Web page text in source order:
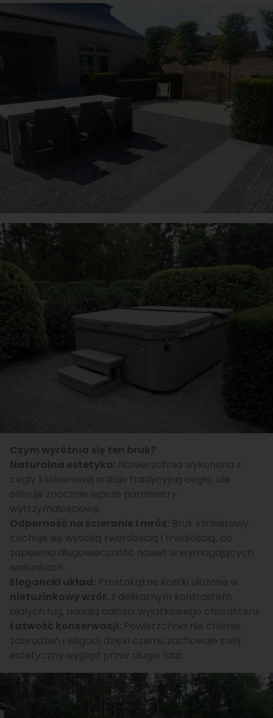
Czym wyróżnia się ten bruk?
Naturalna estetyka: Nawierzchnia wykonana z
cegły klinkierowej imituje tradycyjną cegłę, ale
oferuje znacznie lepsze parametry
wytrzymałościowe.
Odporność na ścieranie i mróz: Bruk klinkierowy
cechuje się wysoką twardością i trwałością, co
zapewnia długowieczność nawet w wymagających
warunkach.
Elegancki układ: Prostokątne kostki ułożone w
nietuzinkowy wzór, z delikatnym kontrastem
białych fug, nadają całości wyjątkowego charakteru.
Łatwość konserwacji: Powierzchnia nie chłonie
zabrudzeń i wilgoci, dzięki czemu zachowuje swój
estetyczny wygląd przez długie lata.